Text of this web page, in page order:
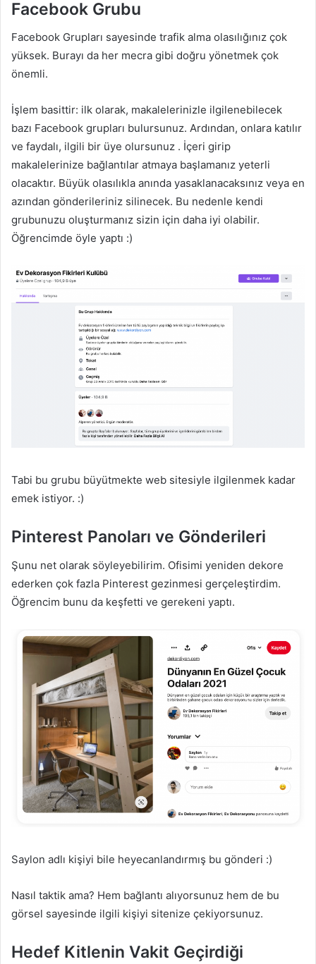
Facebook Grubu
Facebook Grupları sayesinde trafik alma olasılığınız çok
yüksek. Burayı da her mecra gibi doğru yönetmek çok
önemli.
İşlem basittir: ilk olarak, makalelerinizle ilgilenebilecek
bazı Facebook grupları bulursunuz. Ardından, onlara katılır
ve faydalı, ilgili bir üye olursunuz . İçeri girip
makalelerinize bağlantılar atmaya başlamanız yeterli
olacaktır. Büyük olasılıkla anında yasaklanacaksınız veya en
azından gönderileriniz silinecek. Bu nedenle kendi
grubunuzu oluşturmanız sizin için daha iyi olabilir.
Öğrencimde öyle yaptı :)
Tabi bu grubu büyütmekte web sitesiyle ilgilenmek kadar
emek istiyor. :)
Pinterest Panoları ve Gönderileri
Şunu net olarak söyleyebilirim. Ofisimi yeniden dekore
ederken çok fazla Pinterest gezinmesi gerçeleştirdim.
Öğrencim bunu da keşfetti ve gerekeni yaptı.
Saylon adlı kişiyi bile heyecanlandırmış bu gönderi :)
Nasıl taktik ama? Hem bağlantı alıyorsunuz hem de bu
görsel sayesinde ilgili kişiyi sitenize çekiyorsunuz.
Hedef Kitlenin Vakit Geçirdiği